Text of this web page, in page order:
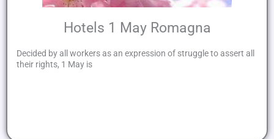
Hotels 1 May Romagna
Decided by all workers as an expression of struggle to assert all
their rights, 1 May is